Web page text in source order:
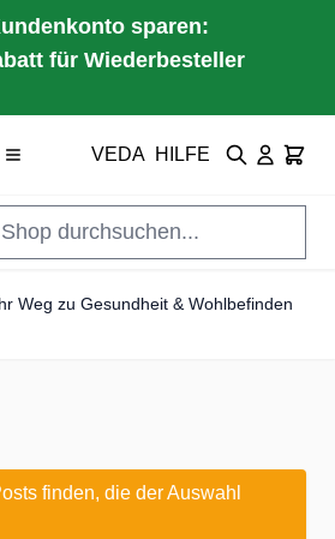
sparen:
für Wiederbesteller
VEDA HILFE Suche Cart
Weg zu Gesundheit & Wohlbefinden
finden, die der Auswahl